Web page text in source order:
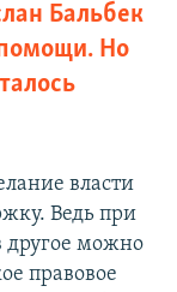
Бальбек
Но
власти
Ведь при
другое можно
правовое